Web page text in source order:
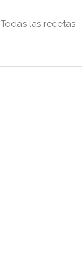
Todas las recetas